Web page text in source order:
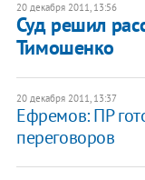
20 декабря 2011, 13:56
Суд решил
Тимошенко
20 декабря 2011, 13:37
Ефремов: ПР
переговоров